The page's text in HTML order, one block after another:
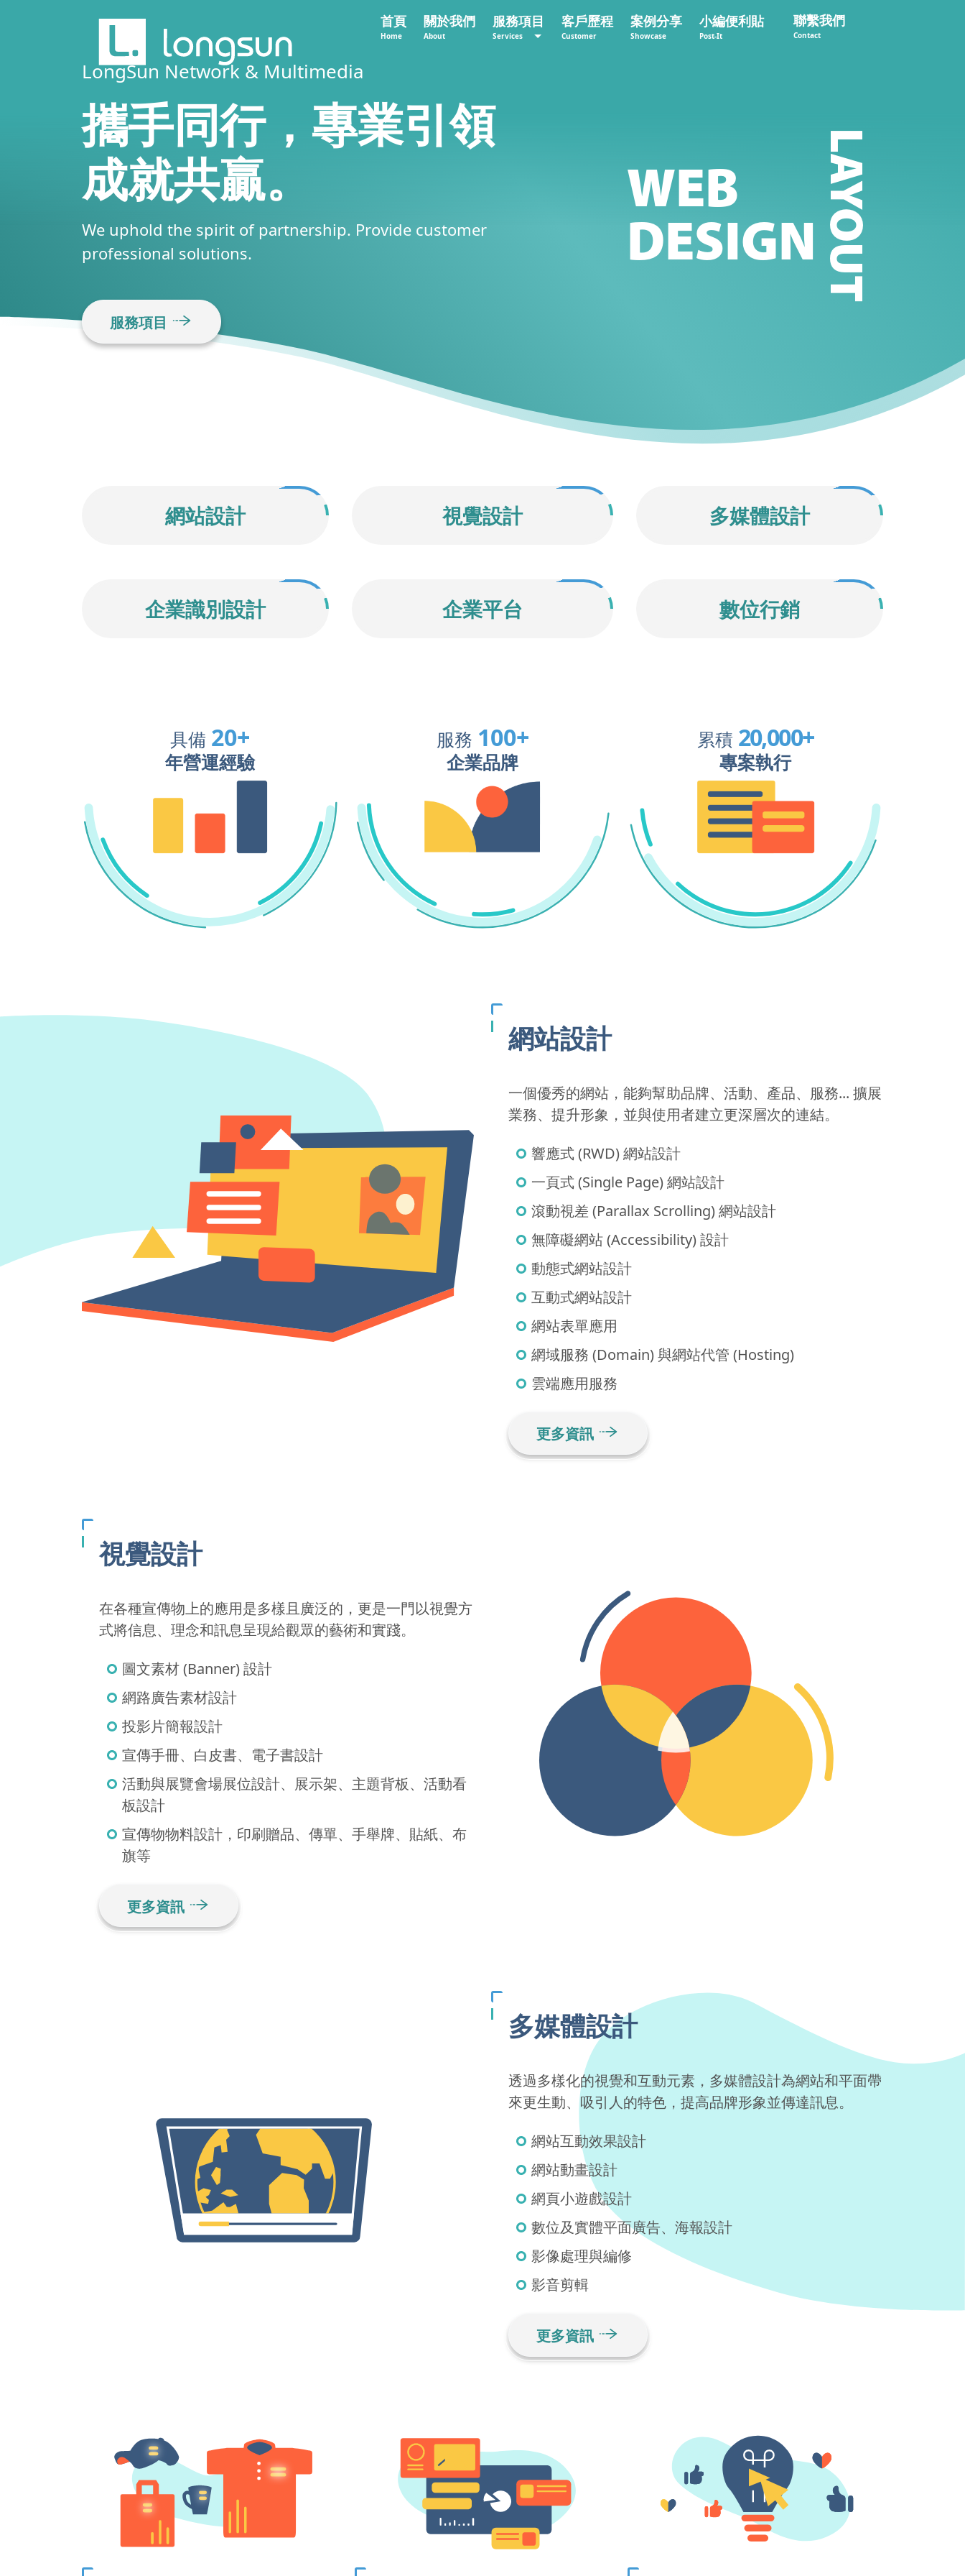
首頁
Home
關於我們
About
服務項目
Services
客戶歷程
Customer
案例分享
Showcase
小編便利貼
Post-It
聯繫我們
Contact
LongSun Network & Multimedia
攜手同行， 專業引領
成就共贏。
We uphold the spirit of partnership. Provide customer
professional solutions.
服務項目
LAYOUT
網站設計 視覺設計 多媒體設計
企業識別設計 企業平台 數位行銷
具備 20+
年營運經驗
服務 100+
企業品牌
累積 20,000+
專案執行
網站設計
一個優秀的網站，能夠幫助品牌、活動、產品、服務... 擴展
業務、提升形象，並與使用者建立更深層次的連結。
響應式 (RWD) 網站設計
一頁式 (Single Page) 網站設計
滾動視差 (Parallax Scrolling) 網站設計
無障礙網站 (Accessibility) 設計
動態式網站設計
互動式網站設計
網站表單應用
網域服務 (Domain) 與網站代管 (Hosting)
雲端應用服務
更多資訊
視覺設計
在各種宣傳物上的應用是多樣且廣泛的，更是一門以視覺方
式將信息、理念和訊息呈現給觀眾的藝術和實踐。
圖文素材 (Banner) 設計
網路廣告素材設計
投影片簡報設計
宣傳手冊、白皮書、電子書設計
活動與展覽會場展位設計、展示架、主題背板、活動看
板設計
宣傳物物料設計，印刷贈品、傳單、手舉牌、貼紙、布
旗等
更多資訊
多媒體設計
透過多樣化的視覺和互動元素，多媒體設計為網站和平面帶
來更生動、吸引人的特色，提高品牌形象並傳達訊息。
網站互動效果設計
網站動畫設計
網頁小遊戲設計
數位及實體平面廣告、海報設計
影像處理與編修
影音剪輯
更多資訊